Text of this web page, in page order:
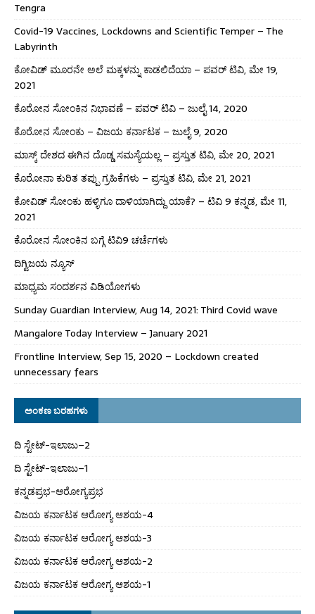
Tengra
Covid-19 Vaccines, Lockdowns and Scientific Temper – The
Labyrinth
ಕೋವಿಡ್ ಮೂರನೇ ಅಲೆ ಮಕ್ಕಳನ್ನು ಕಾಡಲಿದೆಯಾ – ಪವರ್ ಟಿವಿ, ಮೇ 19,
2021
ಕೊರೋನ ಸೋಂಕಿನ ನಿಭಾವಣೆ – ಪವರ್ ಟಿವಿ – ಜುಲೈ 14, 2020
ಕೊರೋನ ಸೋಂಕು – ವಿಜಯ ಕರ್ನಾಟಕ – ಜುಲೈ 9, 2020
ಮಾಸ್ಕ್ ದೇಶದ ಈಗಿನ ದೊಡ್ಡ ಸಮಸ್ಯೆಯಲ್ಲ – ಪ್ರಸ್ತುತ ಟಿವಿ, ಮೇ 20, 2021
ಕೊರೋನಾ ಕುರಿತ ತಪ್ಪು ಗ್ರಹಿಕೆಗಳು – ಪ್ರಸ್ತುತ ಟಿವಿ, ಮೇ 21, 2021
ಕೋವಿಡ್ ಸೋಂಕು ಹಳ್ಳಿಗೂ ದಾಳಿಯಾಗಿದ್ದು ಯಾಕೆ? – ಟಿವಿ 9 ಕನ್ನಡ, ಮೇ 11,
2021
ಕೊರೋನ ಸೋಂಕಿನ ಬಗ್ಗೆ ಟಿವಿ9 ಚರ್ಚೆಗಳು
ದಿಗ್ವಿಜಯ ನ್ಯೂಸ್
ಮಾಧ್ಯಮ ಸಂದರ್ಶನ ವಿಡಿಯೋಗಳು
Sunday Guardian Interview, Aug 14, 2021: Third Covid wave
Mangalore Today Interview – January 2021
Frontline Interview, Sep 15, 2020 – Lockdown created
unnecessary fears
ಅಂಕಣ ಬರಹಗಳು
ದಿ ಸ್ಟೇಟ್‌-ಇಲಾಜು–2
ದಿ ಸ್ಟೇಟ್‌-ಇಲಾಜು–1
ಕನ್ನಡಪ್ರಭ-ಆರೋಗ್ಯಪ್ರಭ
ವಿಜಯ ಕರ್ನಾಟಕ ಆರೋಗ್ಯ ಆಶಯ-4
ವಿಜಯ ಕರ್ನಾಟಕ ಆರೋಗ್ಯ ಆಶಯ-3
ವಿಜಯ ಕರ್ನಾಟಕ ಆರೋಗ್ಯ ಆಶಯ-2
ವಿಜಯ ಕರ್ನಾಟಕ ಆರೋಗ್ಯ ಆಶಯ-1